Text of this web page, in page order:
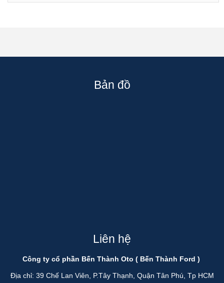
Bản đồ
Liên hệ
Công ty cổ phần Bến Thành Oto ( Bến Thành Ford )
Địa chỉ: 39 Chế Lan Viên, P.Tây Thạnh, Quận Tân Phú, Tp HCM